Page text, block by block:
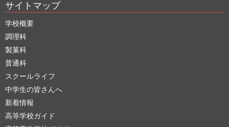
サイトマップ
学校概要
調理科
製菓科
普通科
スクールライフ
中学生の皆さんへ
新着情報
高等学校ガイド